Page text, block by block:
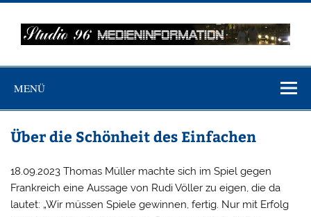
Zum
springen
MEDIENINFO-
BERLIN
MENÜ
Über die Schönheit des Einfachen
18.09.2023 Thomas Müller machte sich im Spiel gegen
Frankreich eine Aussage von Rudi Völler zu eigen, die da
lautet: „Wir müssen Spiele gewinnen, fertig. Nur mit Erfolg